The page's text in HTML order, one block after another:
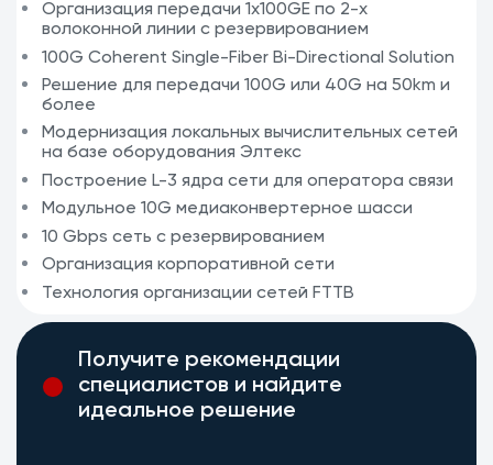
Организация передачи 1х100GE по 2-х
волоконной линии с резервированием
100G Coherent Single-Fiber Bi-Directional Solution
Решение для передачи 100G или 40G на 50km и
более
Модернизация локальных вычислительных сетей
на базе оборудования Элтекс
Построение L-3 ядра сети для оператора связи
Модульное 10G медиаконвертерное шасси
10 Gbps сеть с резервированием
Организация корпоративной сети
Технология организации сетей FTTB
Получите рекомендации
специалистов и найдите
идеальное решение